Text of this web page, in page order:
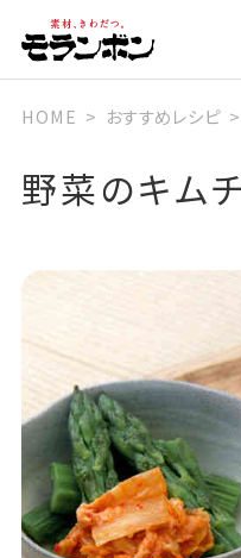
HOME おすすめレシピ
野菜のキム